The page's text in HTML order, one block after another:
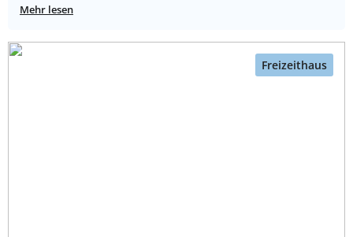
Mehr lesen
Freizeithaus